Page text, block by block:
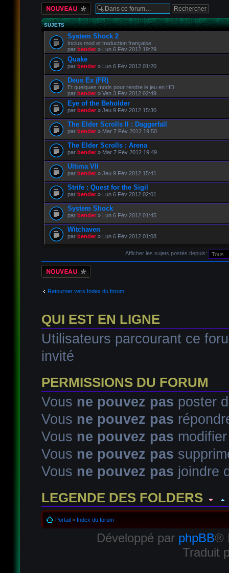
Écrire un nouveau
sujet
SUJETS
System Shock 2
Inclus mod et traduction française
par bender» Lun 6 Fév 2012 19:29
Quake
par bender» Lun 6 Fév 2012 01:20
Deus Ex (FR)
Et quelques mods pour rendre le jeu en HD
par bender» Ven 3 Fév 2012 02:49
Eye of the Beholder
par bender» Jeu 9 Fév 2012 15:30
The Elder Scrolls II : Daggerfall
par bender» Mar 7 Fév 2012 19:50
The Elder Scrolls : Arena
par bender» Mar 7 Fév 2012 19:49
Ultima VII
par bender» Jeu 9 Fév 2012 15:41
Strife : Quest for the Sigil
par bender» Lun 6 Fév 2012 02:01
System Shock
par bender» Lun 6 Fév 2012 01:45
Witchaven
par bender» Lun 6 Fév 2012 01:08
Afficher les sujets postés depuis:
Écrire un nouveau
sujet
Retourner vers Index du forum
QUI EST EN LIGNE
Utilisateurs parcourant ce
invité
PERMISSIONS DU FORUM
Vous ne pouvez pas poster
Vous ne pouvez pas
Vous ne pouvez pas
Vous ne pouvez pas
Vous ne pouvez pas joindre
LEGENDE DES FOLDERS
Sujet lu fermé Sujet lu fermé dans
Sujet
Portail» Index du forum
Développé par phpBB®
Traduit